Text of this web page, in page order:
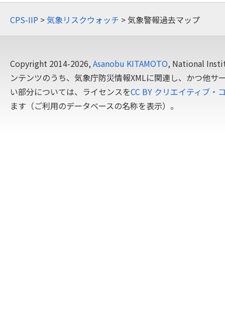
CPS-IIP >気象リスクウォッチ > 気象警報過去マップ
Copyright 2014-2026, Asanobu KITAMOTO, National
ンテンツのうち、気象庁防災情報XMLに関連し、かつ他サ
い部分については、ライセンスをCC BY クリエイティブ・
ます（ご利用のデータベースの名称を表示）。